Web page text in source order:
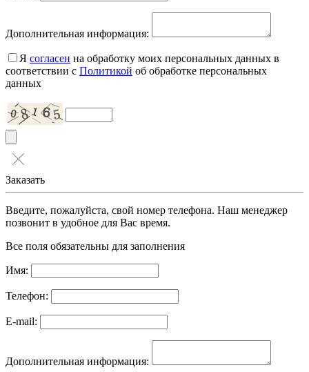
Дополнительная информация:
Я согласен на обработку моих персональных данных в
соответствии с Политикой об обработке персональных
данных
Заказать
Введите, пожалуйста, свой номер телефона. Наш менеджер
позвонит в удобное для Вас время.
Все поля обязательны для заполнения
Имя:
Телефон:
E-mail:
Дополнительная информация: